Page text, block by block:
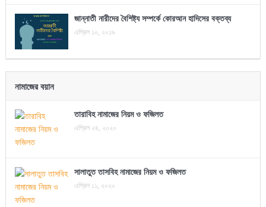
জান্নাতী নারীদের বৈশিষ্ট্য সম্পর্কে কোরআন হাদিসের বক্তব্য
এপ্রিল ১০, ২০১৯
নামাজের বয়ান
তারাবিহ নামাজের নিয়ম ও ফজিলত
এপ্রিল ২৪, ২০২০
সালাতুত তাসবিহ নামাজের নিয়ম ও ফজিলত
এপ্রিল ১১, ২০২০